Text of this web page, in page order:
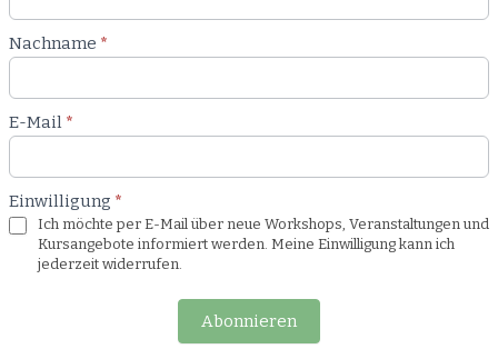
Nachname *
E-Mail *
Einwilligung *
Ich möchte per E-Mail über neue Workshops, Veranstaltungen und
Kursangebote informiert werden. Meine Einwilligung kann ich
jederzeit widerrufen.
Abonnieren